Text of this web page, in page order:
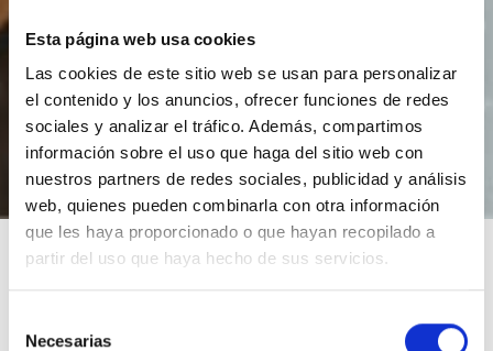
Esta página web usa cookies
Las cookies de este sitio web se usan para personalizar
el contenido y los anuncios, ofrecer funciones de redes
sociales y analizar el tráfico. Además, compartimos
información sobre el uso que haga del sitio web con
nuestros partners de redes sociales, publicidad y análisis
web, quienes pueden combinarla con otra información
que les haya proporcionado o que hayan recopilado a
partir del uso que haya hecho de sus servicios.
Necesarias
podrá consultar nuestra información adicional en el
siguiente ENLACEPOLÍTICA DE PROTECCIÓN DE
DATOS